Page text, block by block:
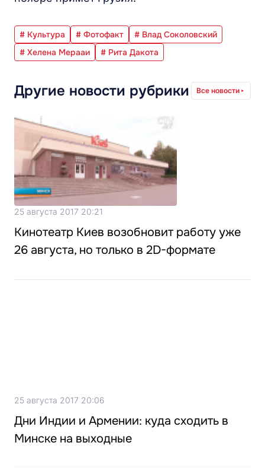
# Культура # Фотофакт
# Влад Соколовский
# Хелена Мерааи
# Рита Дакота
Другие новости рубрики Все новости
25 августа 2017 20:21
Кинотеатр Киев возобновит работу уже
26 августа, но только в 2D-формате
25 августа 2017 20:06
Дни Индии и Армении: куда сходить в
Минске на выходные